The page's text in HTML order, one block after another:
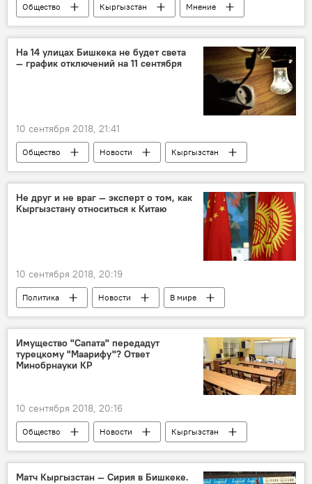
Общество Кыргызстан
Мнение
Радио Sputnik Кыргызстан
Китай
инвестиции
отношения
На 14 улицах Бишкека не будет света
— график отключений на 11 сентября
10 сентября 2018, 21:41
Общество Новости
Кыргызстан
Бишкек
ОАО "Северэлектро"
Не друг и не враг — эксперт о том, как
Кыргызстану относиться к Китаю
10 сентября 2018, 20:19
Политика Новости
В мире
Кыргызстан
Мнение
Азия
Европа
Китай
США
кредит
Россия
Имущество "Сапата" передадут
турецкому "Маарифу"? Ответ
Минобрнауки КР
10 сентября 2018, 20:16
Общество Новости
Кыргызстан
имущество
Матч Кыргызстан — Сирия в Бишкеке.